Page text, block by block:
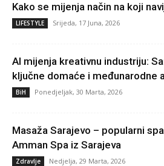
Kako se mijenja način na koji
LIFESTYLE Srijeda, 17 Juna, 2026
AI mijenja kreativnu industriju:
ključne domaće i međunarodne
BiH Ponedjeljak, 30 Marta, 2026
Masaža Sarajevo – popularni
Amman Spa iz Sarajeva
Zdravlje Nedjelja, 29 Marta, 2026